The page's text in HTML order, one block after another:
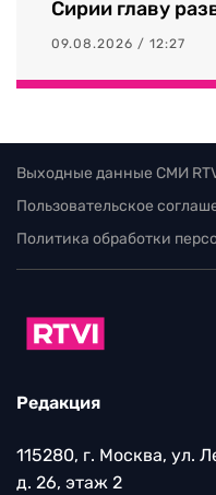
Сирии главу
09.08.2026 / 12:27
Выходные данные СМИ
Пользовательское
Политика обработки
Редакция
115280, г. Москва, ул.
д. 26, этаж 2